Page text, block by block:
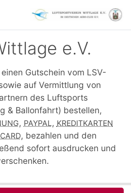
e.V.
Gutschein vom LSV-
auf Vermittlung von
des Luftsports
& Ballonfahrt) bestellen,
, PAYPAL, KREDITKARTEN
, bezahlen und den
sofort ausdrucken und